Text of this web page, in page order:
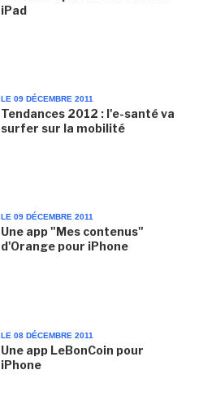
iPad
LE 09 DÉCEMBRE 2011
Tendances 2012 : l'e-santé va
surfer sur la mobilité
LE 09 DÉCEMBRE 2011
Une app "Mes contenus"
d'Orange pour iPhone
LE 08 DÉCEMBRE 2011
Une app LeBonCoin pour
iPhone